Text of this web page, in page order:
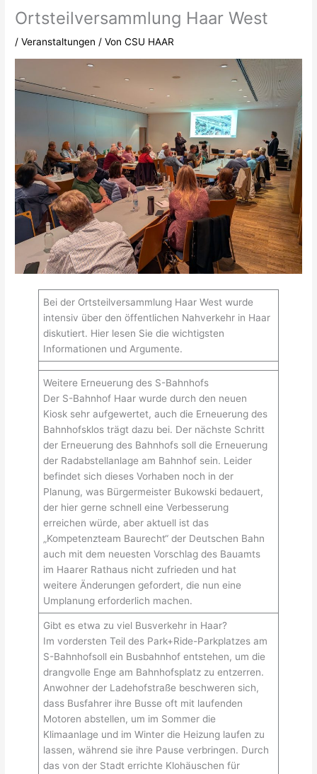
Ortsteilversammlung Haar West
/Veranstaltungen / VonCSU HAAR
Bei der Ortsteilversammlung Haar West wurde
intensiv über den öffentlichen Nahverkehr in Haar
diskutiert. Hier lesen Sie die wichtigsten
Informationen und Argumente.
Weitere Erneuerung des S-Bahnhofs
Der S-Bahnhof Haar wurde durch den neuen
Kiosk sehr aufgewertet, auch die Erneuerung des
Bahnhofsklos trägt dazu bei. Der nächste Schritt
der Erneuerung des Bahnhofs soll die Erneuerung
der Radabstellanlage am Bahnhof sein. Leider
befindet sich dieses Vorhaben noch in der
Planung, was Bürgermeister Bukowski bedauert,
der hier gerne schnell eine Verbesserung
erreichen würde, aber aktuell ist das
„Kompetenzteam Baurecht“ der Deutschen Bahn
auch mit dem neuesten Vorschlag des Bauamts
im Haarer Rathaus nicht zufrieden und hat
weitere Änderungen gefordert, die nun eine
Umplanung erforderlich machen.
Gibt es etwa zu viel Busverkehr in Haar?
Im vordersten Teil des Park+Ride-Parkplatzes am
S-Bahnhofsoll ein Busbahnhof entstehen, um die
drangvolle Enge am Bahnhofsplatz zu entzerren.
Anwohner der Ladehofstraße beschweren sich,
dass Busfahrer ihre Busse oft mit laufenden
Motoren abstellen, um im Sommer die
Klimaanlage und im Winter die Heizung laufen zu
lassen, während sie ihre Pause verbringen. Durch
das von der Stadt errichte Klohäuschen für